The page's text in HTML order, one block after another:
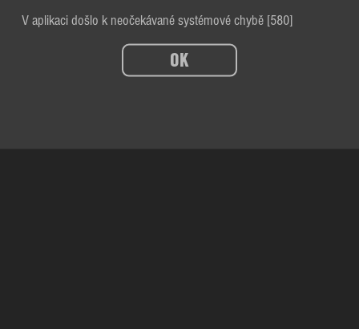
V aplikaci došlo k neočekávané systémové chybě [580]
OK